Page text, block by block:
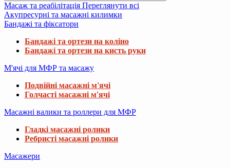
Масаж та реабілітація Переглянути всі
Акупресурні та масажні килимки
Бандажі та фіксатори
Бандажі та ортези на коліно
Бандажі та ортези на кисть руки
М'ячі для МФР та масажу
Подвійні масажні м'ячі
Голчасті масажні м'ячі
Масажні валики та роллери для МФР
Гладкі масажні ролики
Ребристі масажні ролики
Масажери